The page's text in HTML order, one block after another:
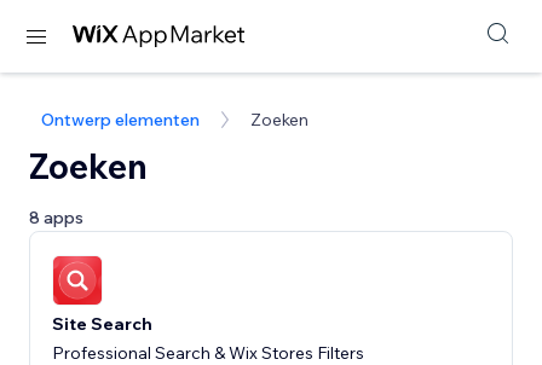
Ontwerp elementen Zoeken
Zoeken
8 apps
Site Search
Professional Search & Wix Stores Filters